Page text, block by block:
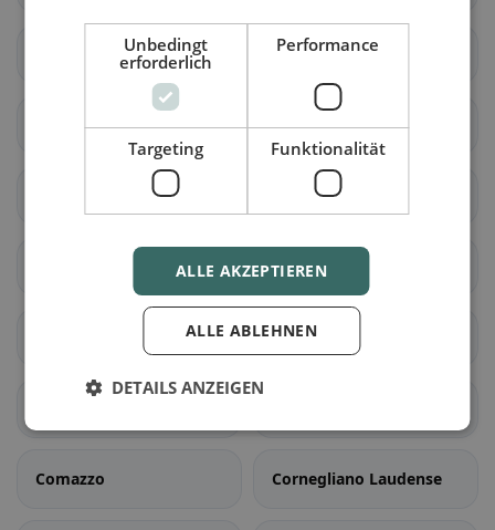
Casaletto Lodigiano
Casalmaiocco Casalpusterlengo
Caselle Lurani
Castelnuovo Bocca
Castiglione d'Adda
Cavenago d'Adda
Comazzo Cornegliano Laudense
Unbedingt
erforderlich
Performance
Targeting Funktionalität
ALLE AKZEPTIEREN
ALLE ABLEHNEN
DETAILS ANZEIGEN